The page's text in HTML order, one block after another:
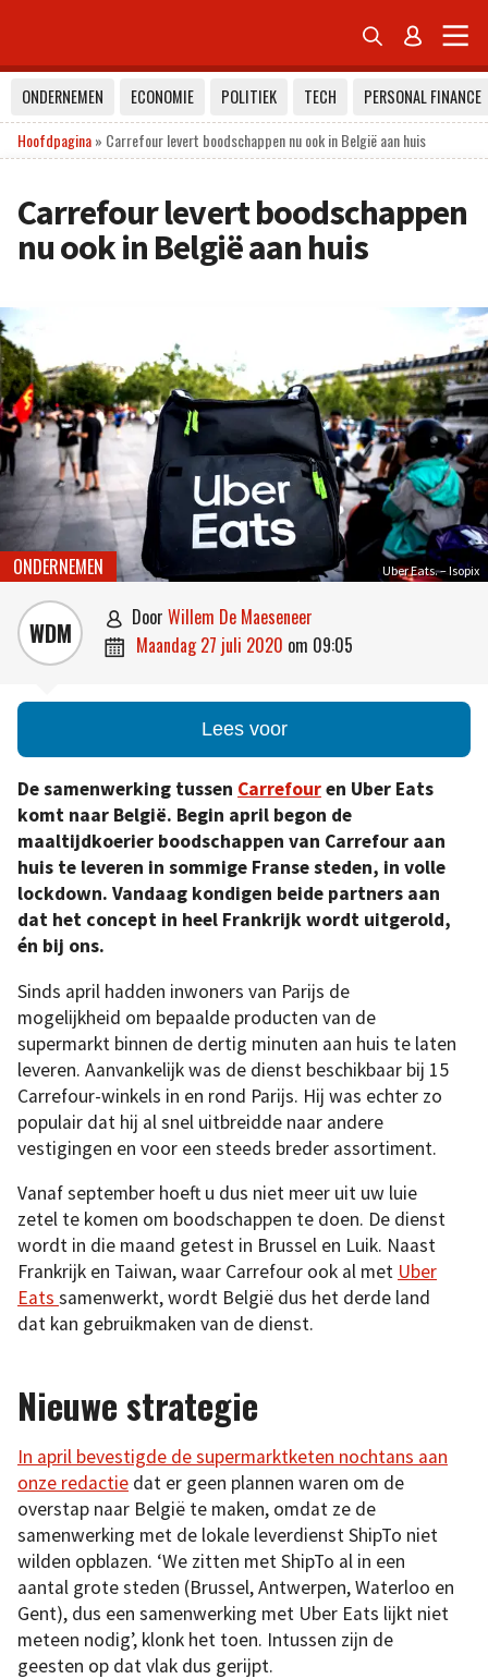
 
ONDERNEMEN ECONOMIE POLITIEK TECH
PERSONAL FINANCE
Hoofdpagina» Carrefour levert boodschappen nu ook in België aan huis
Carrefour levert boodschappen
nu ook in België aan huis
Uber Eats. – Isopix
ONDERNEMEN
WDM  door Willem De Maeseneer
 maandag 27 juli 2020 om 09:05
Lees voor
De samenwerking tussen Carrefouren Uber Eats
komt naar België. Begin april begon de
maaltijdkoerier boodschappen van Carrefour aan
huis te leveren in sommige Franse steden, in volle
lockdown. Vandaag kondigen beide partners aan
dat het concept in heel Frankrijk wordt uitgerold,
én bij ons.
Sinds april hadden inwoners van Parijs de
mogelijkheid om bepaalde producten van de
supermarkt binnen de dertig minuten aan huis te laten
leveren. Aanvankelijk was de dienst beschikbaar bij 15
Carrefour-winkels in en rond Parijs. Hij was echter zo
populair dat hij al snel uitbreidde naar andere
vestigingen en voor een steeds breder assortiment.
Vanaf september hoeft u dus niet meer uit uw luie
zetel te komen om boodschappen te doen. De dienst
wordt in die maand getest in Brussel en Luik. Naast
Frankrijk en Taiwan, waar Carrefour ook al met Uber
Eats samenwerkt, wordt België dus het derde land
dat kan gebruikmaken van de dienst.
Nieuwe strategie
In april bevestigde de supermarktketen nochtans aan
onze redactie dat er geen plannen waren om de
overstap naar België te maken, omdat ze de
samenwerking met de lokale leverdienst ShipTo niet
wilden opblazen. ‘We zitten met ShipTo al in een
aantal grote steden (Brussel, Antwerpen, Waterloo en
Gent), dus een samenwerking met Uber Eats lijkt niet
meteen nodig’, klonk het toen. Intussen zijn de
geesten op dat vlak dus gerijpt.